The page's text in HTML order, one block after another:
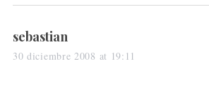
s
a
sebastian
30 diciembre 2008 at 19:11